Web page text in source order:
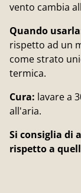
vento cambia
Quando
rispetto ad un
come strato
termica.
Cura: lavare a
all'aria.
Si consiglia di
rispetto a